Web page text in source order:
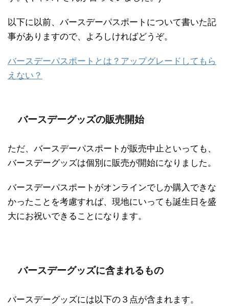
以下に以前、バースデーパスポートについて書いた記
事がありますので、よろしければどうぞ。
バースデーパスポートとは？アップグレードしてもら
えない？
バースデーグッズの販売開始
ただ、バースデーパスポートが販売中止といっても、
バースデーグッズは個別に販売が開始になりました。
バースデーパスポートがオンラインでしか購入できな
かったことを考慮すれば、現地にいっても誕生日を盛
大にお祝いできることになります。
バースデーグッズに含まれるもの
バースデーグッズには以下の３点が含まれます。